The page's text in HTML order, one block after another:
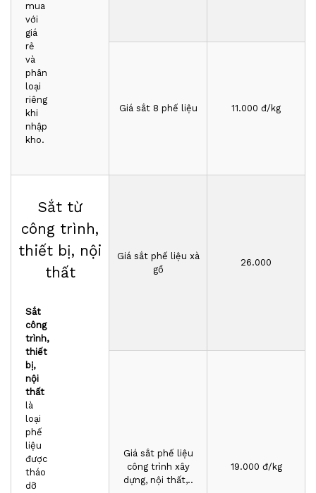
mua
với
giá
rẻ
và
phân
loại
riêng
khi
nhập
kho.
Giá sắt 8 phế liệu 11.000 đ/kg
Sắt từ
công trình,
thiết bị, nội
thất
Sắt
công
trình,
thiết
bị,
nội
thất
là
loại
phế
liệu
được
tháo
dỡ
Giá sắt phế liệu xà
gồ
26.000
Giá sắt phế liệu
công trình xây
dựng, nội thất,..
19.000 đ/kg